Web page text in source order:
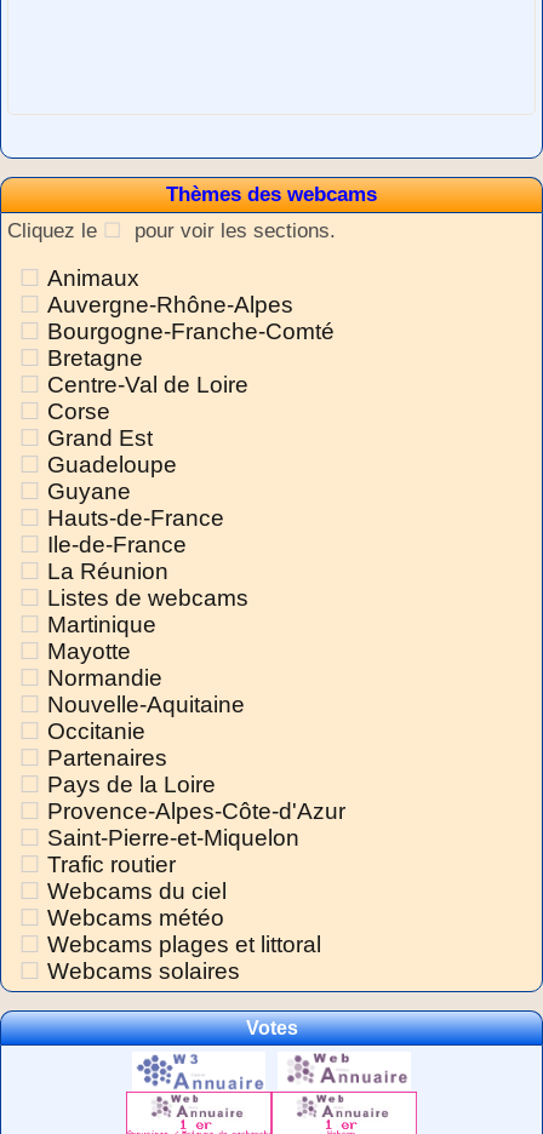
Thèmes des webcams
Cliquez le
pour voir les sections.
Animaux
Auvergne-Rhône-Alpes
Bourgogne-Franche-Comté
Bretagne
Centre-Val de Loire
Corse
Grand Est
Guadeloupe
Guyane
Hauts-de-France
Ile-de-France
La Réunion
Listes de webcams
Martinique
Mayotte
Normandie
Nouvelle-Aquitaine
Occitanie
Partenaires
Pays de la Loire
Provence-Alpes-Côte-d'Azur
Saint-Pierre-et-Miquelon
Trafic routier
Webcams du ciel
Webcams météo
Webcams plages et littoral
Webcams solaires
Votes